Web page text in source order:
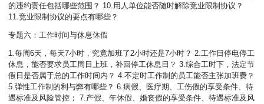
的违约责任包括哪些范围？ 10.用人单位能否随时解除竞业限制协议？
11.竞业限制协议的要点有哪些？
专题六：工作时间与休息休假
1.每周6天，每天7小时，究竟加班了2小时还是7小时？ 2.工作日停电停工
休息，能否要求员工周日上班，补回停工休息日？ 3.综合工时下，法定节
假日是否属于总的工作时间内？ 4.不定时工作制的员工能否主张加班费？
5.弹性工作制的利与弊有哪些？ 6.病假、医疗期、工伤假的享受条件、待
遇标准及风险管控； 7.产假、年休假、婚丧假的享受条件、待遇标准及风